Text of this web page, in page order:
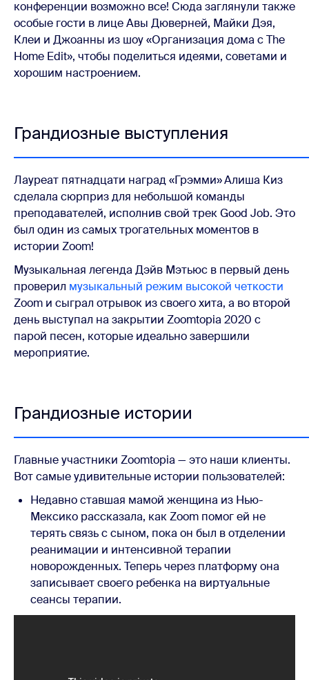
конференции возможно все! Сюда заглянули также
особые гости в лице Авы Дюверней, Майки Дэя,
Клеи и Джоанны из шоу «Организация дома с The
Home Edit», чтобы поделиться идеями, советами и
хорошим настроением.
Грандиозные выступления
Лауреат пятнадцати наград «Грэмми»Алиша Киз
сделала сюрприз для небольшой команды
преподавателей, исполнив свой трек Good Job. Это
был один из самых трогательных моментов в
истории Zoom!
Музыкальная легенда Дэйв Мэтьюс в первый день
проверил музыкальный режим высокой четкости
Zoom и сыграл отрывок из своего хита, а во второй
день выступал на закрытии Zoomtopia 2020 с
парой песен, которые идеально завершили
мероприятие.
Грандиозные истории
Главные участники Zoomtopia — это наши клиенты.
Вот самые удивительные истории пользователей:
Недавно ставшая мамой женщина из Нью-
Мексико рассказала, как Zoom помог ей не
терять связь с сыном, пока он был в отделении
реанимации и интенсивной терапии
новорожденных. Теперь через платформу она
записывает своего ребенка на виртуальные
сеансы терапии.